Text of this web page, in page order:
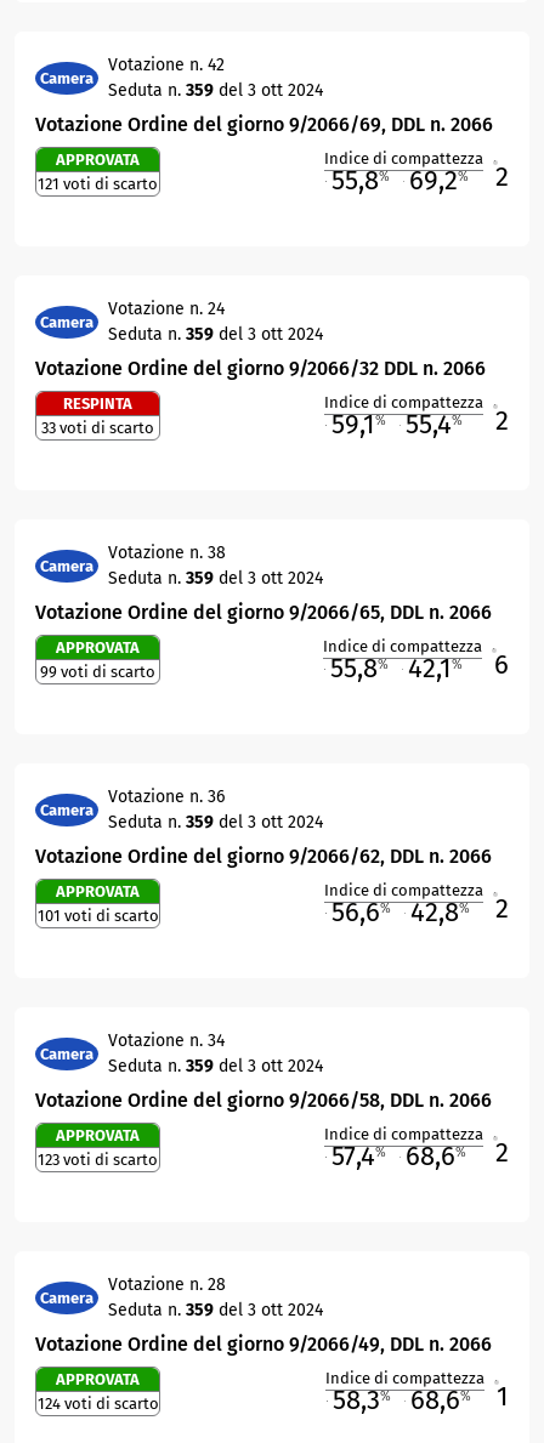
Camera
Votazione n. 42
Seduta n. 359 del 3 ott 2024
Votazione Ordine del giorno 9/2066/69, DDL n. 2066
APPROVATA
121 voti di scarto
Indice di compattezza
55,8% 69,2% 2
Camera
Votazione n. 24
Seduta n. 359 del 3 ott 2024
Votazione Ordine del giorno 9/2066/32 DDL n. 2066
RESPINTA
33 voti di scarto
Indice di compattezza
59,1% 55,4% 2
Camera
Votazione n. 38
Seduta n. 359 del 3 ott 2024
Votazione Ordine del giorno 9/2066/65, DDL n. 2066
APPROVATA
99 voti di scarto
Indice di compattezza
55,8% 42,1% 6
Camera
Votazione n. 36
Seduta n. 359 del 3 ott 2024
Votazione Ordine del giorno 9/2066/62, DDL n. 2066
APPROVATA
101 voti di scarto
Indice di compattezza
56,6% 42,8% 2
Camera
Votazione n. 34
Seduta n. 359 del 3 ott 2024
Votazione Ordine del giorno 9/2066/58, DDL n. 2066
APPROVATA
123 voti di scarto
Indice di compattezza
57,4% 68,6% 2
Camera
Votazione n. 28
Seduta n. 359 del 3 ott 2024
Votazione Ordine del giorno 9/2066/49, DDL n. 2066
APPROVATA
124 voti di scarto
Indice di compattezza
58,3% 68,6% 1